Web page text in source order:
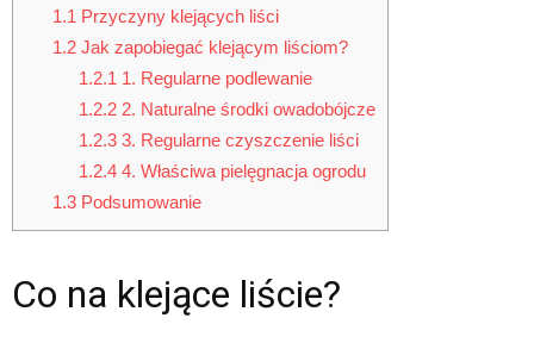
1.1 Przyczyny klejących liści
1.2Jak zapobiegać klejącym liściom?
1.2.1 1. Regularne podlewanie
1.2.2 2. Naturalne środki owadobójcze
1.2.3 3. Regularne czyszczenie liści
1.2.4 4. Właściwa pielęgnacja ogrodu
1.3Podsumowanie
Co na klejące liście?